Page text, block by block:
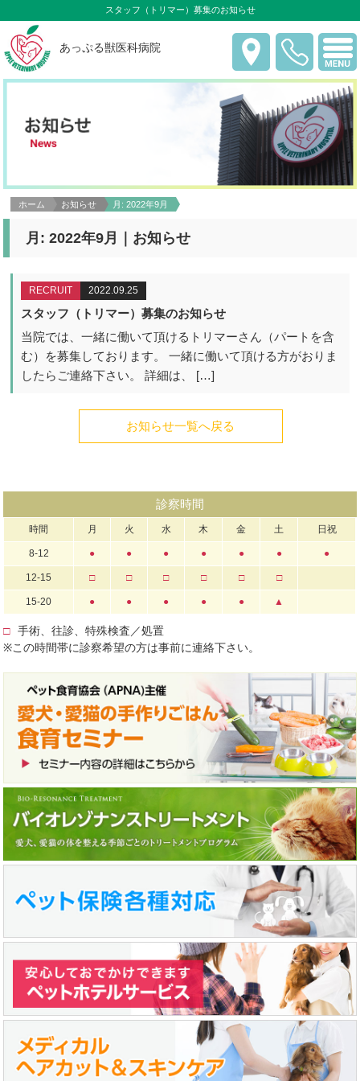
スタッフ（トリマー）募集のお知らせ
あっぷる獣医科病院
ホーム お知らせ 月:2022年9月
月:2022年9月 ｜お知らせ
RECRUIT 2022.09.25
スタッフ（トリマー）募集のお知らせ
当院では、一緒に働いて頂けるトリマーさん（パートを含
む）を募集しております。 一緒に働いて頂ける方がおりま
したらご連絡下さい。 詳細は、 […]
お知らせ一覧へ戻る
診察時間
時間 月 火 水 木 金 土 日祝
8-12 ● ● ● ● ● ● ●
12-15 □ □ □ □ □ □
15-20 ● ● ● ● ● ▲
□
手術、往診、特殊検査／処置
※この時間帯に診察希望の方は事前に連絡下さい。